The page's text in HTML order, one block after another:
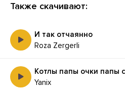
Также скачивают:
И так отчаянно
Roza Zergerli
Yanix